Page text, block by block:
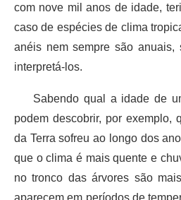
com nove mil anos de idade,
caso de espécies de clima
anéis nem sempre são anuais,
interpretá-los.
Sabendo qual a idade de
podem descobrir, por exemplo,
da Terra sofreu ao longo dos
que o clima é mais quente e
no tronco das árvores são
aparecem em períodos de